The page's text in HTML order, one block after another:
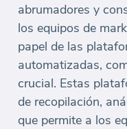
abrumadores y
los equipos de
papel de las
automatizadas,
crucial. Estas
de recopilación,
que permite a los